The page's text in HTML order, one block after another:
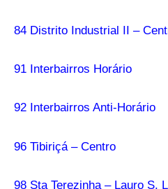
84 Distrito Industrial II –
91 Interbairros Horário
92 Interbairros Anti-Horário
96 Tibiriçá – Centro
98 Sta Terezinha – Lauro S.